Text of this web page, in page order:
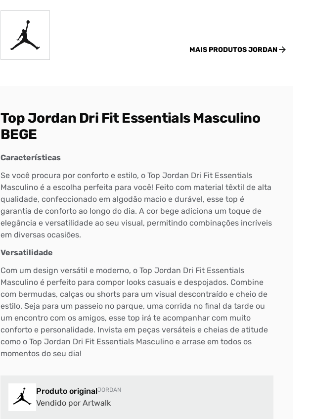
MAIS PRODUTOSJORDAN
Top Jordan Dri Fit Essentials Masculino
BEGE
Características
Se você procura por conforto e estilo, o Top Jordan Dri Fit Essentials
Masculino é a escolha perfeita para você! Feito com material têxtil de alta
qualidade, confeccionado em algodão macio e durável, esse top é
garantia de conforto ao longo do dia. A cor bege adiciona um toque de
elegância e versatilidade ao seu visual, permitindo combinações incríveis
em diversas ocasiões.
Versatilidade
Com um design versátil e moderno, o Top Jordan Dri Fit Essentials
Masculino é perfeito para compor looks casuais e despojados. Combine
com bermudas, calças ou shorts para um visual descontraído e cheio de
estilo. Seja para um passeio no parque, uma corrida no final da tarde ou
um encontro com os amigos, esse top irá te acompanhar com muito
conforto e personalidade. Invista em peças versáteis e cheias de atitude
como o Top Jordan Dri Fit Essentials Masculino e arrase em todos os
momentos do seu dia!
Produto originalJORDAN
Vendido por Artwalk